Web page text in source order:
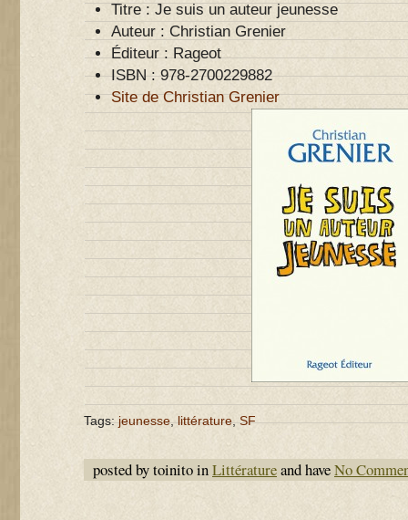
Titre : Je suis un auteur jeunesse
Auteur : Christian Grenier
Éditeur : Rageot
ISBN : 978-2700229882
Site de Christian Grenier
Tags:jeunesse,littérature,SF
posted by toinito inLittératureand haveNo